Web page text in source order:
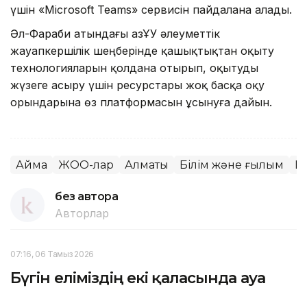
үшін «Microsoft Teams» сервисін пайдалана алады.
Әл-Фараби атындағы ҚазҰУ әлеуметтік
жауапкершілік шеңберінде қашықтықтан оқыту
технологияларын қолдана отырып, оқытуды
жүзеге асыру үшін ресурстары жоқ басқа оқу
орындарына өз платформасын ұсынуға дайын.
Аймақ ЖОО-лар Алматы Білім және ғылым
без автора
Авторлар
07:16, 06 Тамыз 2026
Бүгін еліміздің екі қаласында ауа